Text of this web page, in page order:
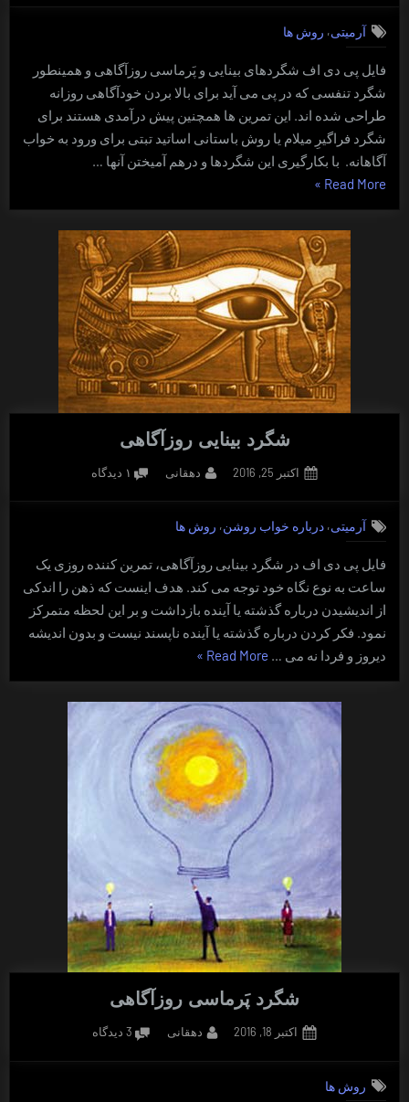
آرمیتی, روش ها
فایل پی دی اف شگردهای بینایی و پَرماسی روزآگاهی و همینطور
شگرد تنفسی که در پی می آید برای بالا بردن خودآگاهی روزانه
طراحی شده اند. این تمرین ها همچنین پیش درآمدی هستند برای
شگرد فراگیرِ میلام یا روش باستانی اساتید تبتی برای ورود به خواب
آگاهانه. با بکارگیری این شگردها و درهم آمیختن آنها …
Read More “شگرد
روزآگاهی”
»
شگرد بینایی روزآگاهی
Posted
اکتبر 25, 2016 By
دهقانی ۱ دیدگاه
آرمیتی,درباره خواب روشن, روش ها
فایل پی دی اف در شگرد بینایی روزآگاهی، تمرین کننده روزی یک
ساعت به نوع نگاه خود توجه می کند. هدف اینست که ذهن را اندکی
از اندیشیدن درباره گذشته یا آینده بازداشت و بر این لحظه متمرکز
نمود. فکر کردن درباره گذشته یا آینده ناپسند نیست و بدون اندیشه
دیروز و فردا نه می … Read More “شگرد
روزآگاهی”
»
شگرد پَرماسی روزآگاهی
Posted
اکتبر 18, 2016 By
دهقانی 3 دیدگاه
برای
روش ها